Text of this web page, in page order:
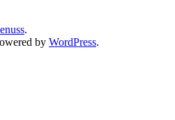
.
by WordPress.